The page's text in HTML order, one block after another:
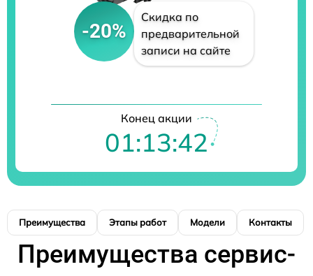
-20%
Скидка по
предварительной
записи на сайте
Конец акции
01:13:41
Преимущества Этапы работ Модели Контакты
Преимущества сервис-